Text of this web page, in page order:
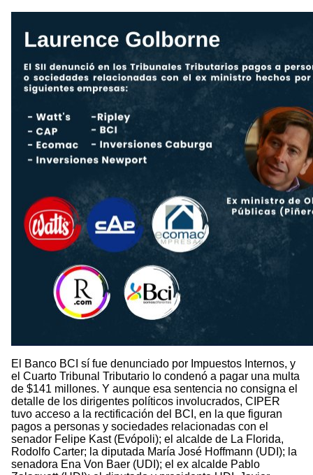
El Banco BCI sí fue denunciado por Impuestos Internos, y
el Cuarto Tribunal Tributario lo condenó a pagar una multa
de $141 millones. Y aunque esa sentencia no consigna el
detalle de los dirigentes políticos involucrados, CIPER
tuvo acceso a la rectificación del BCI, en la que figuran
pagos a personas y sociedades relacionadas con el
senador Felipe Kast (Evópoli); el alcalde de La Florida,
Rodolfo Carter; la diputada María José Hoffmann (UDI); la
senadora Ena Von Baer (UDI); el ex alcalde Pablo